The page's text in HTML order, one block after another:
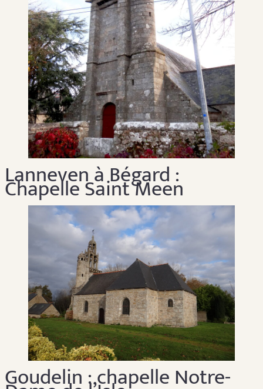
Lanneven à Bégard :
Chapelle Saint Meen
Goudelin : chapelle Notre-